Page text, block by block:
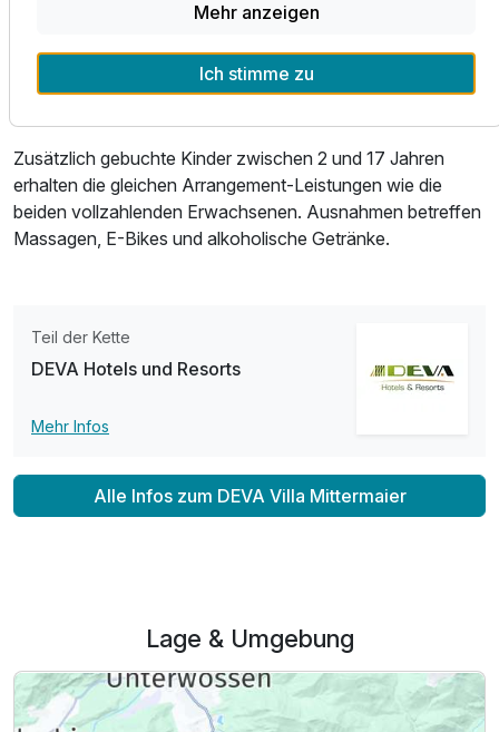
Hallen- und Freibad, Tennishallen und –plätze, Wander-
und Spazierwege und das Ortszentrum sind in wenigen
Minuten zu erreichen. Den 18-Loch Golfplatz erreichen Sie
Zusätzlich gebuchte Kinder zwischen 2 und 17 Jahren
erhalten die gleichen Arrangement-Leistungen wie die
beiden vollzahlenden Erwachsenen. Ausnahmen betreffen
Massagen, E-Bikes und alkoholische Getränke.
Teil der Kette
DEVA Hotels und Resorts
Mehr Infos
Alle Infos zum DEVA Villa Mittermaier
Lage & Umgebung
Mehr anzeigen
Ich stimme zu